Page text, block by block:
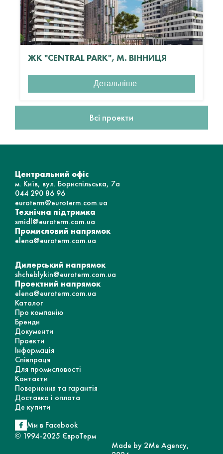
ЖК "CENTRAL PARK", М. ВІННИЦЯ
Детальніше
Всі проекти
Центральний офіс
м. Київ, вул. Бориспільська, 7а
044 290 86 96
euroterm@euroterm.com.ua
Технічна підтримка
smidl@euroterm.com.ua
Промисловий напрямок
elena@euroterm.com.ua
Дилерський напрямок
shcheblykin@euroterm.com.ua
Проектний напрямок
elena@euroterm.com.ua
Каталог
Про компанію
Бренди
Документи
Проекти
Інформація
Співпраця
Для промисловості
Контакти
Повернення та гарантія
Доставка і оплата
Де купити
Ми в Facebook
© 1994-2025 ЄвроТерм
Made by 2Me Agency,